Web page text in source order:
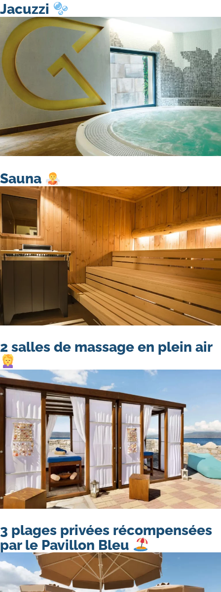
Jacuzzi
Sauna
2 salles de massage en plein air
3 plages privées récompensées
par le Pavillon Bleu